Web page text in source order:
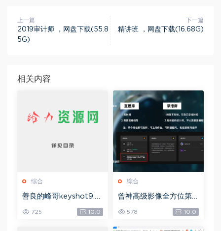
上一篇
2019审计师 ，网盘下载(55.8
5G)
下一篇
精讲班 ，网盘下载(16.68G)
相关内容
综合
善良的峰哥keyshot9.0
自学宝典，网盘下载(2.3
6G)
725 10.0
综合
曾神高级影像全方位第
四期，网盘下载(49.08
G)
578 10.0